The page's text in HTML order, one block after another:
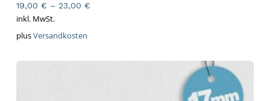
19,00 € – 23,00 €
inkl. MwSt.
plusVersandkosten